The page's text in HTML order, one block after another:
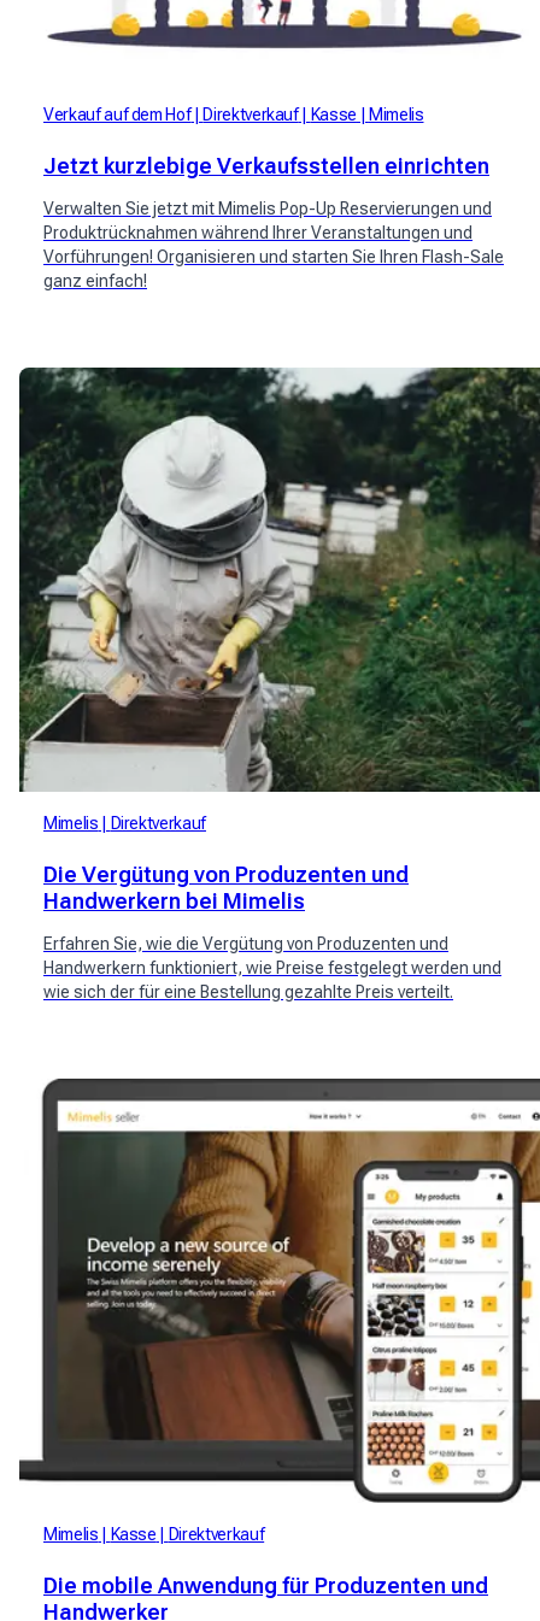
Verkauf auf dem Hof Direktverkauf Kasse Mimelis
Jetzt kurzlebige Verkaufsstellen einrichten
Verwalten Sie jetzt mit Mimelis Pop-Up Reservierungen und
Produktrücknahmen während Ihrer Veranstaltungen und
Vorführungen! Organisieren und starten Sie Ihren Flash-Sale
ganz einfach!
Mimelis Direktverkauf
Die Vergütung von Produzenten und
Handwerkern bei Mimelis
Erfahren Sie, wie die Vergütung von Produzenten und
Handwerkern funktioniert, wie Preise festgelegt werden und
wie sich der für eine Bestellung gezahlte Preis verteilt.
Mimelis Kasse Direktverkauf
Die mobile Anwendung für Produzenten und
Handwerker